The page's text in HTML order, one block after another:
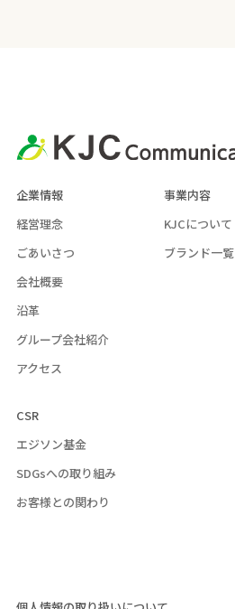
企業情報
経営理念
ごあいさつ
会社概要
沿革
グループ会社紹介
アクセス
事業内容
KJCについて
ブランド一覧
CSR
エジソン基金
SDGsへの取り組み
お客様との関わり